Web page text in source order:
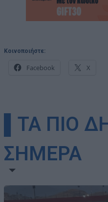
Κοινοποιήστε:
Facebook X
▌ΤΑ ΠΙΟ
ΣΗΜΕΡΑ